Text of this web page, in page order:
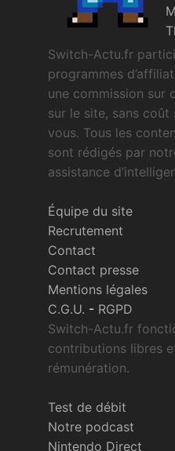
Switch-Actu.fr
programmes
une commission sur
sur le site, sans
vous. Tous les
sont rédigés par
assistance
Équipe du site
Recrutement
Contact
Contact presse
Mentions légales
C.G.U. - RGPD
Switch-Actu.fr
contributions libres
rémunération.
Test de débit
Notre podcast
Nintendo Direct